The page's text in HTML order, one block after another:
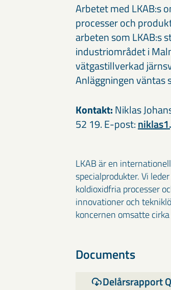
Arbetet med LKAB:s
processer och
arbeten som LKAB:s
industriområdet i
vätgastillverkad
Anläggningen väntas
Kontakt:Niklas
52 19. E-post:
LKAB är en
specialprodukter. Vi
koldioxidfria processer
innovationer och
koncernen omsatte
Documents
Delårsrapport